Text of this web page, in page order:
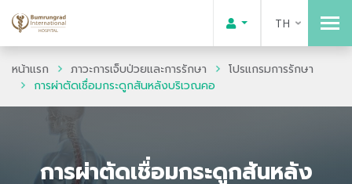
TH
หน้าแรก ภาวะการเจ็บป่วยและการรักษา
โปรแกรมการรักษา
การผ่าตัดเชื่อมกระดูกสันหลังบริเวณคอ
การผ่าตัดเชื่อมกระดูกสันหลัง